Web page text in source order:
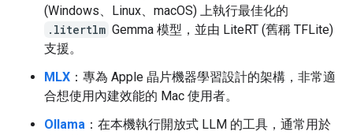
(Windows、Linux、macOS) 上執行最佳化的
.litertlm Gemma 模型，並由 LiteRT (舊稱 TFLite)
支援。
MLX ：專為 Apple 晶片機器學習設計的架構，非常適
合想使用內建效能的 Mac 使用者。
Ollama ：在本機執行開放式 LLM 的工具，通常用於